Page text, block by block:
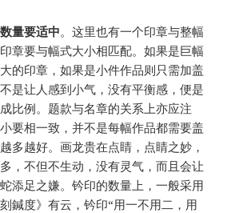
量要适中。这里也有一个印章与整幅
章要与幅式大小相匹配。如果是巨幅
的印章，如果是小件作品则只需加盖
是让人感到小气，没有平衡感，便是
比例。题款与名章的关系上亦应注
要相一致，并不是每幅作品都需要盖
多越好。画龙贵在点睛，点睛之妙，
，不但不生动，没有灵气，而且会让
添足之嫌。钤印的数量上，一般采用
鍼度》有云，钤印“用一不用二，用